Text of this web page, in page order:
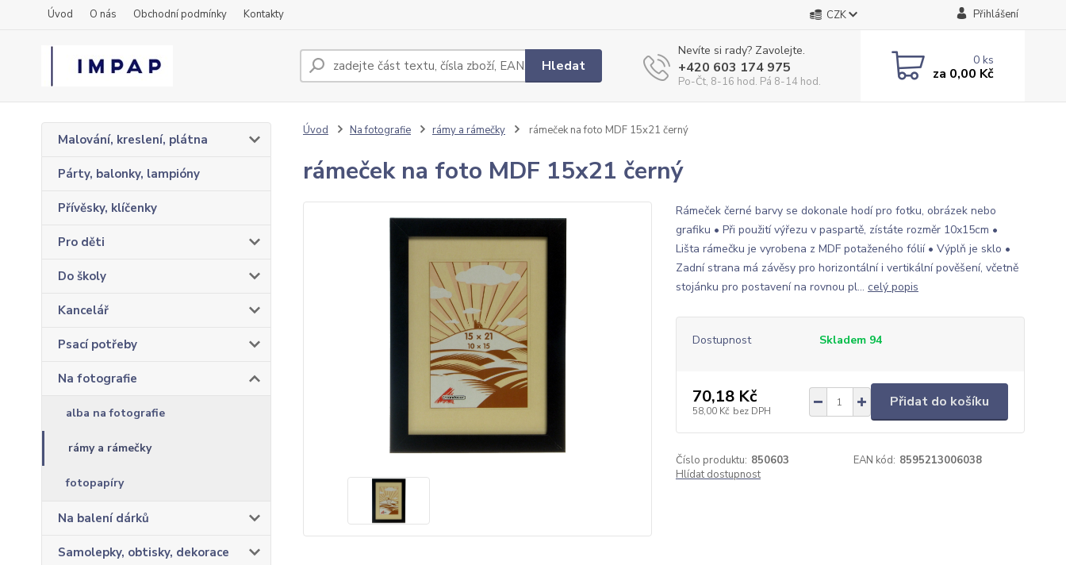
Úvod O nás Obchodní podmínky Kontakty CZK Přihlášení
Hledat
Nevíte si rady? Zavolejte.
+420 603 174 975
Po-Čt, 8-16 hod. Pá 8-14 hod.
0ks
za 0,00 Kč
Malování, kreslení, plátna
Párty, balonky, lampióny
Přívěsky, klíčenky
Pro děti
Do školy
Kancelář
Psací potřeby
Na fotografie
alba na fotografie
rámy a rámečky
fotopapíry
Na balení dárků
Samolepky, obtisky, dekorace
Úvod Na fotografie rámy a rámečky rámeček na foto MDF 15x21 černý
rámeček na foto MDF 15x21 černý
Rámeček černé barvy se dokonale hodí pro fotku, obrázek nebo
grafiku • Při použití výřezu v paspartě, zístáte rozměr 10x15cm •
Lišta rámečku je vyrobena z MDF potaženého fólií • Výplň je sklo •
Zadní strana má závěsy pro horizontální i vertikální pověšení, včetně
stojánku pro postavení na rovnou pl... celý popis
Dostupnost Skladem 94
70,18 Kč
58,00 Kč bez DPH
Přidat do košíku
Číslo produktu: 850603 EAN kód: 8595213006038
Hlídat dostupnost